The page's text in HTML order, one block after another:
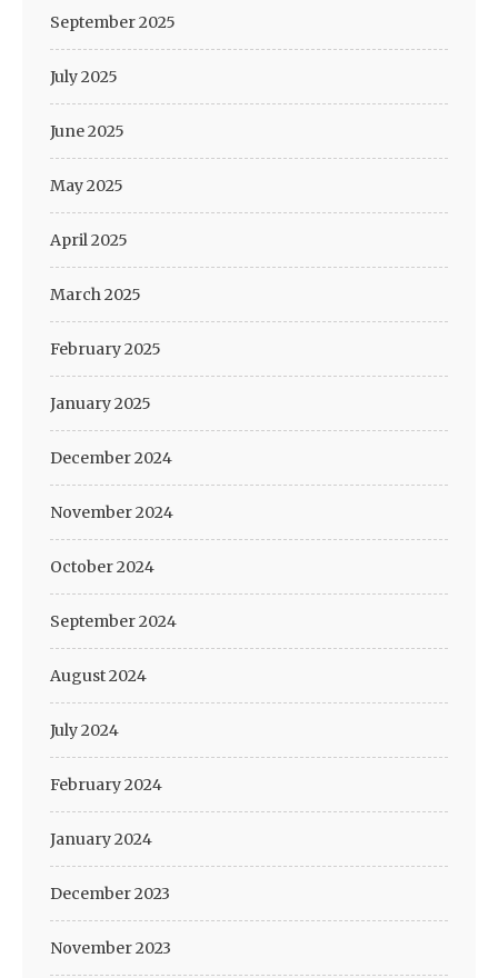
September 2025
July 2025
June 2025
May 2025
April 2025
March 2025
February 2025
January 2025
December 2024
November 2024
October 2024
September 2024
August 2024
July 2024
February 2024
January 2024
December 2023
November 2023